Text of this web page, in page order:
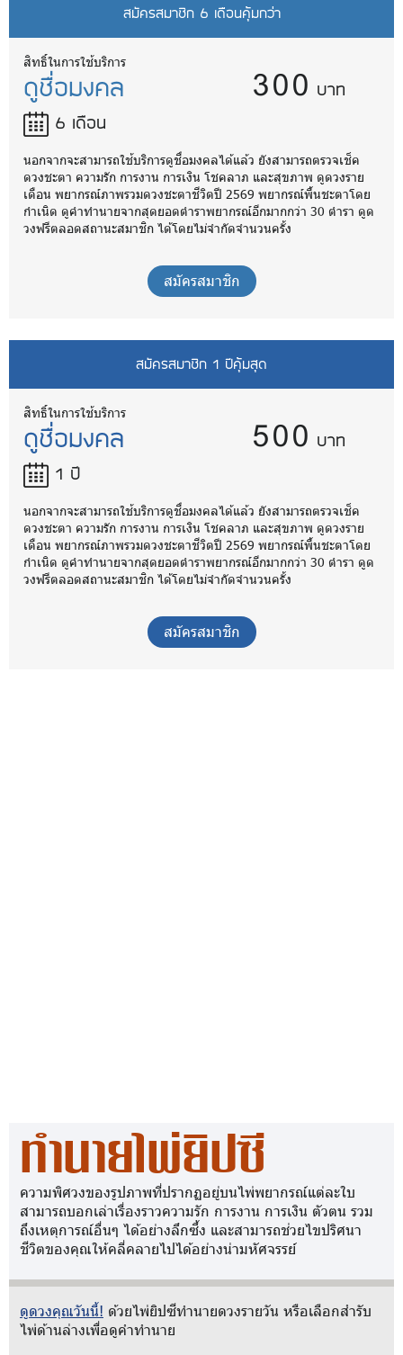
สมัครสมาชิก 6 เดือนคุ้มกว่า
สิทธิ์ในการใช้บริการ
ดูชื่อมงคล
6 เดือน
300 บาท
นอกจากจะสามารถใช้บริการดูชื่อมงคลได้แล้ว ยังสามารถตรวจเช็ค
ดวงชะตา ความรัก การงาน การเงิน โชคลาภ และสุขภาพ ดูดวงราย
เดือน พยากรณ์ภาพรวมดวงชะตาชีวิตปี 2569 พยากรณ์พื้นชะตาโดย
กำเนิด ดูคำทำนายจากสุดยอดตำราพยากรณ์อีกมากกว่า 30 ตำรา ดูด
วงฟรีตลอดสถานะสมาชิก ได้โดยไม่จำกัดจำนวนครั้ง
สมัครสมาชิก
สมัครสมาชิก 1 ปีคุ้มสุด
สิทธิ์ในการใช้บริการ
ดูชื่อมงคล
1 ปี
500 บาท
นอกจากจะสามารถใช้บริการดูชื่อมงคลได้แล้ว ยังสามารถตรวจเช็ค
ดวงชะตา ความรัก การงาน การเงิน โชคลาภ และสุขภาพ ดูดวงราย
เดือน พยากรณ์ภาพรวมดวงชะตาชีวิตปี 2569 พยากรณ์พื้นชะตาโดย
กำเนิด ดูคำทำนายจากสุดยอดตำราพยากรณ์อีกมากกว่า 30 ตำรา ดูด
วงฟรีตลอดสถานะสมาชิก ได้โดยไม่จำกัดจำนวนครั้ง
สมัครสมาชิก
ทำนายไพ่ยิปซี
ความพิศวงของรูปภาพที่ปรากฏอยู่บนไพ่พยากรณ์แต่ละใบ
สามารถบอกเล่าเรื่องราวความรัก การงาน การเงิน ตัวตน รวม
ถึงเหตุการณ์อื่นๆ ได้อย่างลึกซึ้ง และสามารถช่วยไขปริศนา
ชีวิตของคุณให้คลี่คลายไปได้อย่างน่ามหัศจรรย์
ดูดวงคุณวันนี้! ด้วยไพ่ยิปซีทำนายดวงรายวัน หรือเลือกสำรับ
ไพ่ด้านล่างเพื่อดูคำทำนาย